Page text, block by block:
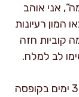
אני אוהב
המון רעיונות
קוביות חזה
לב למלח.
שומרים במקרר עד 3 ימים בקופסה